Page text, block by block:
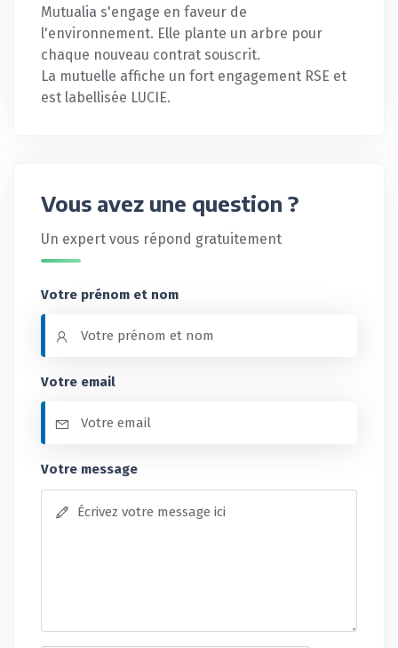
Mutualia s'engage en faveur de
l'environnement. Elle plante un arbre pour
chaque nouveau contrat souscrit.
La mutuelle affiche un fort engagement RSE et
est labellisée LUCIE.
Vous avez une question ?
Un expert vous répond gratuitement
Votre prénom et nom
Votre email
Votre message